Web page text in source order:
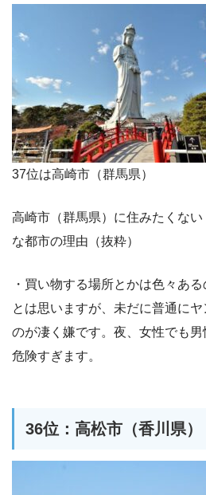
37位は高崎市（群馬県）
高崎市（群馬県）に住みたくな
な都市の理由（抜粋）
・買い物する場所とかは色々あ
とは思いますが、未だに普通に
のが凄く嫌です。夜、女性でも
危険すぎます。
36位：高松市（香川県）